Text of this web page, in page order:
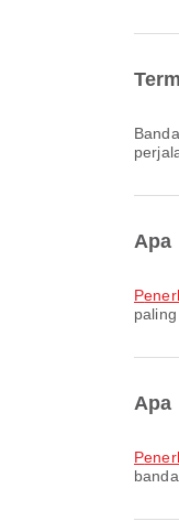
Bandara Vaclav Havel Praha menawarkan Layanan Penukaran Mata Uang, Ruang Tunggu, Klinik dan Apotek dan berbagai fasilitas lain untuk meningkatkan kenyamanan
Apa
Apa